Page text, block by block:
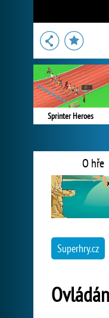
Sprinter Heroes
O hře
Superhry.cz